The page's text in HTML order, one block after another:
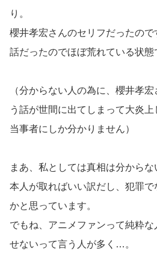
り。
櫻井孝宏さんのセリフだったの
話だったのでほぼ荒れている状態
（分からない人の為に、櫻井孝
う話が世間に出てしまって大炎
当事者にしか分かりません）
まあ、私としては真相は分から
本人が取ればいい訳だし、犯罪
かと思っています。
でもね、アニメファンって純粋
せないって言う人が多く…。